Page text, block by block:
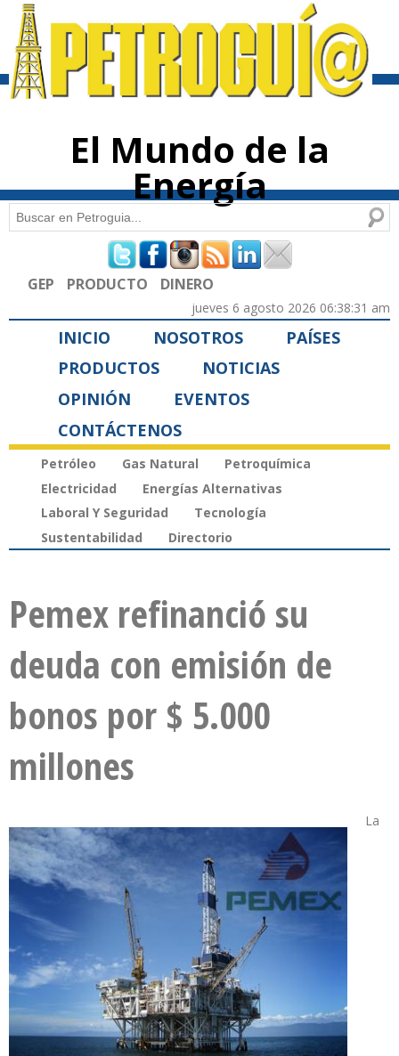
contenido
El Mundo de la
Energía
Formulario de búsqueda
Buscar
GEP PRODUCTO DINERO
jueves 6 agosto 2026 06:38:31 am
INICIO NOSOTROS
PAÍSES
PRODUCTOS
NOTICIAS
OPINIÓN
EVENTOS
CONTÁCTENOS
Petróleo Gas Natural
Petroquímica
Electricidad
Energías Alternativas
Laboral Y Seguridad
Tecnología
Sustentabilidad
Directorio
Pemex refinanció su
deuda con emisión de
bonos por $ 5.000
millones
La